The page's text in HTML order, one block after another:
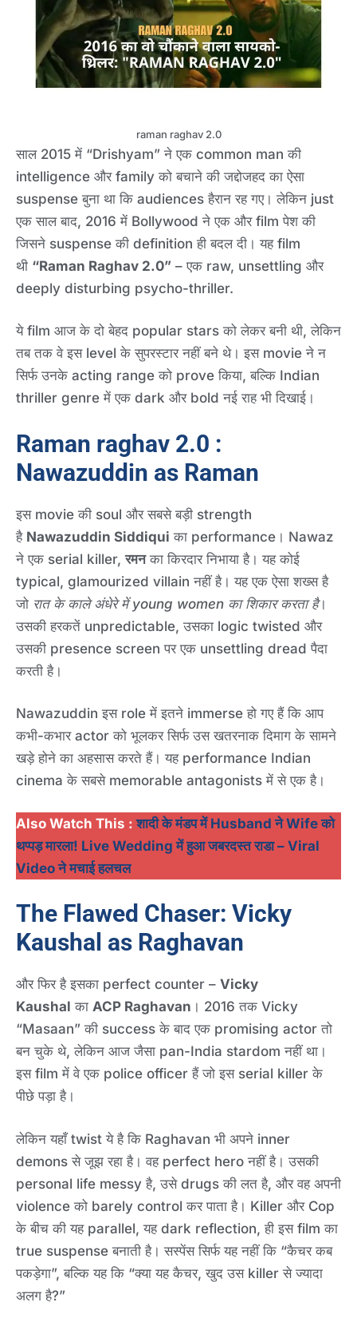
raman raghav 2.0
साल 2015 में “Drishyam” ने एक common man की
intelligence और family को बचाने की जद्दोजहद का ऐसा
suspense बुना था कि audiences हैरान रह गए। लेकिन just
एक साल बाद, 2016 में Bollywood ने एक और film पेश की
जिसने suspense की definition ही बदल दी। यह film
थी “Raman Raghav 2.0” – एक raw, unsettling और
deeply disturbing psycho-thriller.
ये film आज के दो बेहद popular stars को लेकर बनी थी, लेकिन
तब तक वे इस level के सुपरस्टार नहीं बने थे। इस movie ने न
सिर्फ उनके acting range को prove किया, बल्कि Indian
thriller genre में एक dark और bold नई राह भी दिखाई।
Raman raghav 2.0 :
Nawazuddin as Raman
इस movie की soul और सबसे बड़ी strength
है Nawazuddin Siddiqui का performance। Nawaz
ने एक serial killer,रमनका किरदार निभाया है। यह कोई
typical, glamourized villain नहीं है। यह एक ऐसा शख्स है
जो रात के काले अंधेरे में young women का शिकार करता है।
उसकी हरकतें unpredictable, उसका logic twisted और
उसकी presence screen पर एक unsettling dread पैदा
करती है।
Nawazuddin इस role में इतने immerse हो गए हैं कि आप
कभी-कभार actor को भूलकर सिर्फ उस खतरनाक दिमाग के सामने
खड़े होने का अहसास करते हैं। यह performance Indian
cinema के सबसे memorable antagonists में से एक है।
Also Watch This :शादी के मंडप में Husband ने Wife को
थप्पड़ मारला! Live Wedding में हुआ जबरदस्त राडा – Viral
Video ने मचाई हलचल
The Flawed Chaser: Vicky
Kaushal as Raghavan
और फिर है इसका perfect counter – Vicky
Kaushal का ACP Raghavan । 2016 तक Vicky
“Masaan” की success के बाद एक promising actor तो
बन चुके थे, लेकिन आज जैसा pan-India stardom नहीं था।
इस film में वे एक police officer हैं जो इस serial killer के
पीछे पड़ा है।
लेकिन यहाँ twist ये है कि Raghavan भी अपने inner
demons से जूझ रहा है। वह perfect hero नहीं है। उसकी
personal life messy है, उसे drugs की लत है, और वह अपनी
violence को barely control कर पाता है। Killer और Cop
के बीच की यह parallel, यह dark reflection, ही इस film का
true suspense बनाती है। सस्पेंस सिर्फ यह नहीं कि “कैचर कब
पकड़ेगा”, बल्कि यह कि “क्या यह कैचर, खुद उस killer से ज्यादा
अलग है?”